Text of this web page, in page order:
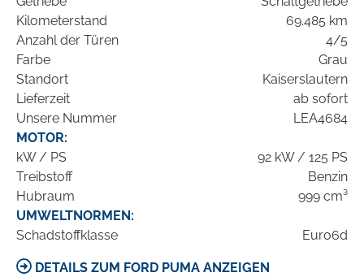
Kilometerstand
69.485 km
Anzahl der Türen
4/5
Farbe
Grau
Standort
Kaiserslautern
Lieferzeit
ab sofort
Unsere Nummer
LEA4684
MOTOR:
kW / PS
92 kW / 125 PS
Treibstoff
Benzin
Hubraum
999 cm³
UMWELTNORMEN:
Schadstoffklasse
Euro6d
DETAILS ZUM FORD PUMA ANZEIGEN